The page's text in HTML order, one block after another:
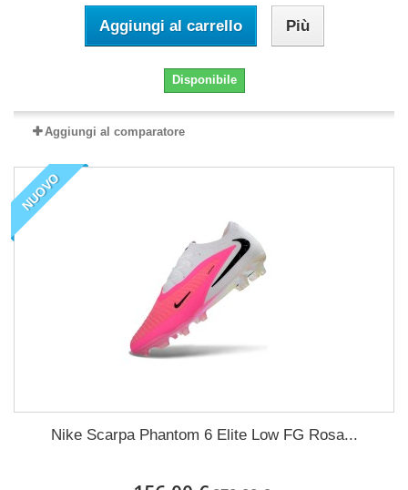
Aggiungi al carrello Più
Disponibile
Aggiungi al comparatore
NUOVO
Nike Scarpa Phantom 6 Elite Low FG Rosa...